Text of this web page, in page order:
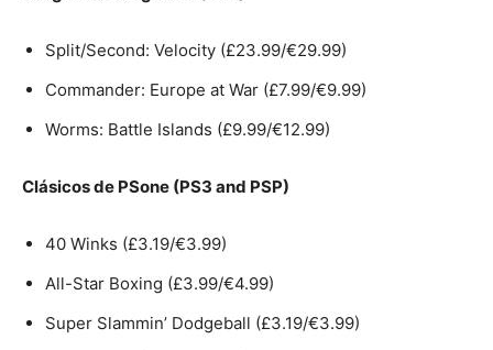
Split/Second: Velocity (£23.99/€29.99)
Commander: Europe at War (£7.99/€9.99)
Worms: Battle Islands (£9.99/€12.99)
Clásicos de PSone (PS3 and PSP)
40 Winks (£3.19/€3.99)
All-Star Boxing (£3.99/€4.99)
Super Slammin’ Dodgeball (£3.19/€3.99)